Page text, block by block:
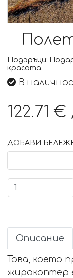
Подаръци:
красота.
В
122.71 €
ДОБАВИ
Описание
Това, което
жирокоптер